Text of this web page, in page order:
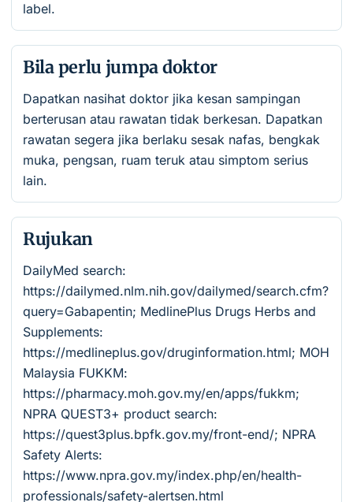
label.
Bila perlu jumpa doktor
Dapatkan nasihat doktor jika kesan sampingan
berterusan atau rawatan tidak berkesan. Dapatkan
rawatan segera jika berlaku sesak nafas, bengkak
muka, pengsan, ruam teruk atau simptom serius
lain.
Rujukan
DailyMed search:
https://dailymed.nlm.nih.gov/dailymed/search.cfm?
query=Gabapentin; MedlinePlus Drugs Herbs and
Supplements:
https://medlineplus.gov/druginformation.html; MOH
Malaysia FUKKM:
https://pharmacy.moh.gov.my/en/apps/fukkm;
NPRA QUEST3+ product search:
https://quest3plus.bpfk.gov.my/front-end/; NPRA
Safety Alerts:
https://www.npra.gov.my/index.php/en/health-
professionals/safety-alertsen.html